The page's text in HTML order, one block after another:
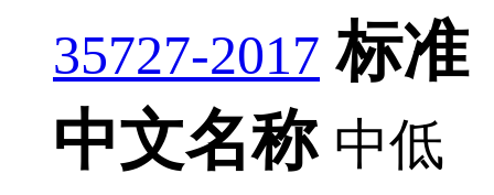
35727-2017 标准
中文名称 中低